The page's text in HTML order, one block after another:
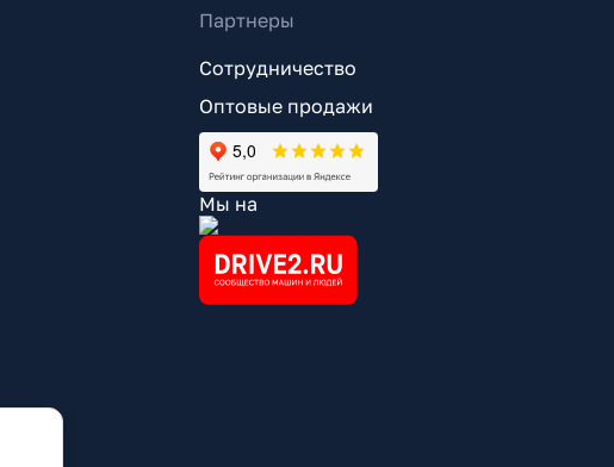
Партнеры
Сотрудничество
Оптовые продажи
Мы на